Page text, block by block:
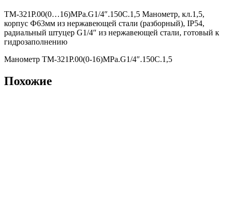
ТМ-321Р.00(0…16)MPa.G1/4″.150С.1,5 Манометр, кл.1,5,
корпус Ф63мм из нержавеющей стали (разборный), IP54,
радиальный штуцер G1/4″ из нержавеющей стали, готовый к
гидрозаполнению
Манометр ТМ-321Р.00(0-16)MPa.G1/4″.150С.1,5
Похожие